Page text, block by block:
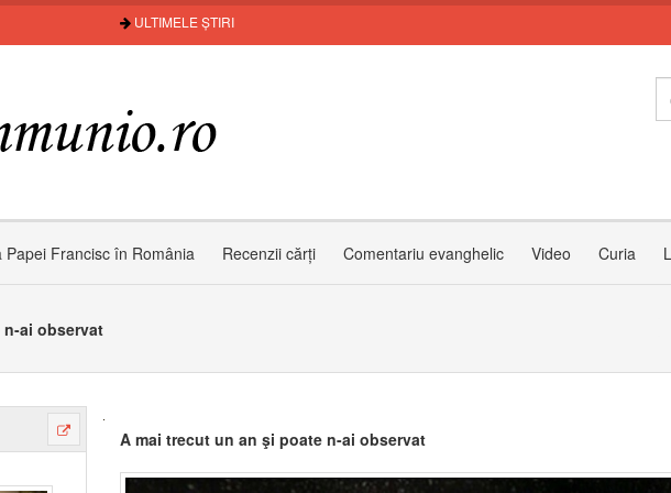
ULTIMELE ȘTIRI
Papei Francisc în România Recenzii cărți Comentariu evanghelic Video Curia
ai observat
A mai trecut un an şi poate n-ai observat